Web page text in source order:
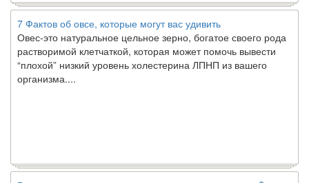
Овес-это натуральное цельное зерно, богатое своего рода
растворимой клетчаткой, которая может помочь вывести
“плохой” низкий уровень холестерина ЛПНП из вашего
организма....